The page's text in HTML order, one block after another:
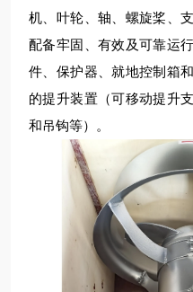
机、
叶轮 、轴、螺旋桨、
配备牢固
、有效及可靠运
件、保护器、就地控制箱
的提升装置（可移动提升
和吊钩等）。